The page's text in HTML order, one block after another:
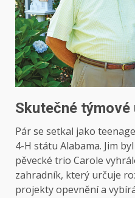
Skutečné týmové
Pár se setkal jako
4-H státu Alabama. Jim
pěvecké trio Carole
zahradník, který určuje
projekty opevnění a